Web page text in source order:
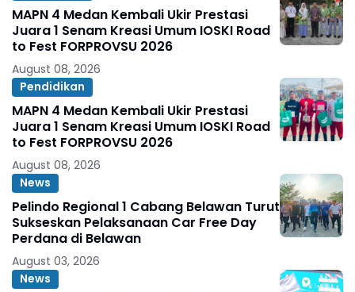
MAPN 4 Medan Kembali Ukir Prestasi
Juara 1 Senam Kreasi Umum IOSKI Road
to Fest FORPROVSU 2026
August 08, 2026
Pendidikan
MAPN 4 Medan Kembali Ukir Prestasi
Juara 1 Senam Kreasi Umum IOSKI Road
to Fest FORPROVSU 2026
August 08, 2026
News
Pelindo Regional 1 Cabang Belawan Turut
Sukseskan Pelaksanaan Car Free Day
Perdana di Belawan
August 03, 2026
News